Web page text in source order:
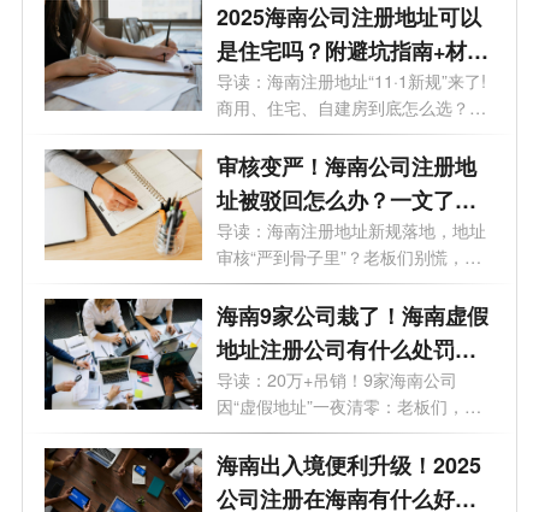
2025海南公司注册地址可以
是住宅吗？附避坑指南+材料
清单
导读：海南注册地址“11·1新规”来了!
商用、住宅、自建房到底怎么选？一
次...
审核变严！海南公司注册地
址被驳回怎么办？一文了解
+避坑指南
导读：海南注册地址新规落地，地址
审核“严到骨子里”？老板们别慌，合
规...
海南9家公司栽了！海南虚假
地址注册公司有什么处罚？
一文了解
导读：20万+吊销！9家海南公司
因“虚假地址”一夜清零：老板们，注
册地址...
海南出入境便利升级！2025
公司注册在海南有什么好